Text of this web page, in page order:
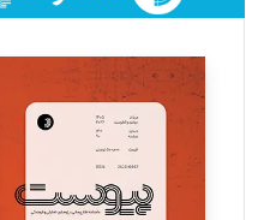
فائزه فتحی رستمی
تحریریه
سروش کرمیان
تحریریه